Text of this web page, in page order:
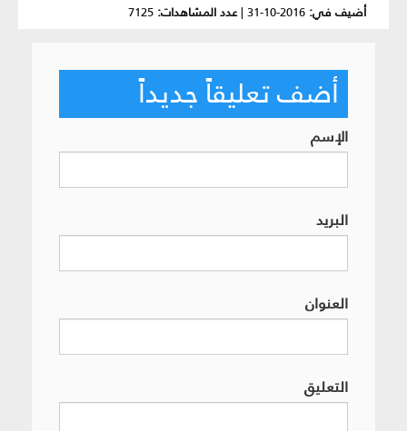
أضيف في: 2016-10-31
|عدد المشاهدات: 7125
أضف تعليقاً جديداً
الإسم
البريد
العنوان
التعليق